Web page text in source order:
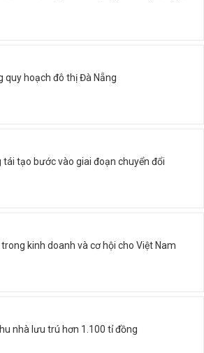
quy hoạch đô thị Đà Nẵng
tạo bước vào giai đoạn chuyển đổi
kinh doanh và cơ hội cho Việt Nam
nhà lưu trú hơn 1.100 tỉ đồng